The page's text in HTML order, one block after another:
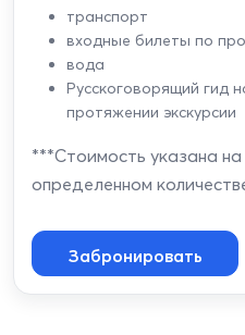
транспорт
входные билеты по
вода
Русскоговорящий гид
протяжении экскурсии
***Стоимость указана на
определенном
Забронировать